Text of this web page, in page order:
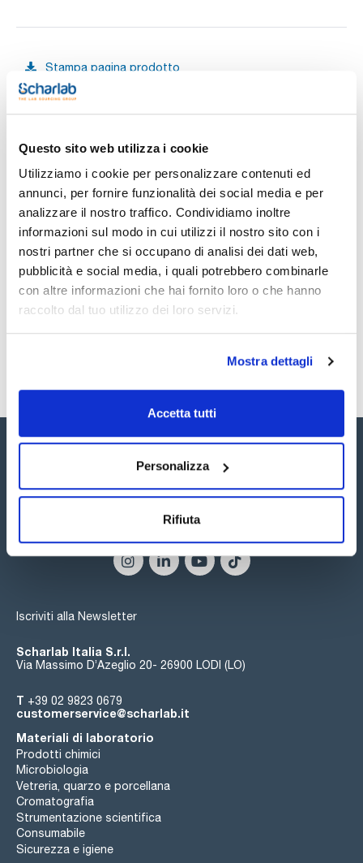
Questo sito web utilizza i cookie
Utilizziamo i cookie per personalizzare contenuti ed
annunci, per fornire funzionalità dei social media e per
analizzare il nostro traffico. Condividiamo inoltre
informazioni sul modo in cui utilizzi il nostro sito con i
nostri partner che si occupano di analisi dei dati web,
pubblicità e social media, i quali potrebbero combinarle
con altre informazioni che hai fornito loro o che hanno
raccolto dal tuo utilizzo dei loro servizi.
Mostra dettagli
Accetta tutti
Personalizza
Rifiuta
Stampa pagina prodotto
Caratteristiche
Materiale : Nichel puro 99,5%
Conf. (unità) : 1
In acciaio inossidabile 18/10 o nichel puro 99.5%.
Documentazione tecnica
TDS / Scheda tecnica
Registrati per i download
COA
Registrati per i download
SDS / Scheda di
Sicurezza
Registrati per i download
Seguici:
Iscriviti alla Newsletter
Scharlab Italia S.r.l.
Via Massimo D’Azeglio 20- 26900 LODI (LO)
T +39 02 9823 0679
customerservice@scharlab.it
Materiali di laboratorio
Prodotti chimici
Microbiologia
Vetreria, quarzo e porcellana
Cromatografia
Strumentazione scientifica
Consumabile
Sicurezza e igiene